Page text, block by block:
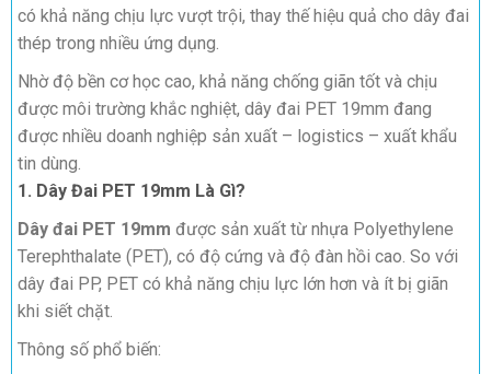
có khả năng chịu lực vượt trội, thay thế hiệu quả cho dây đai
thép trong nhiều ứng dụng.
Nhờ độ bền cơ học cao, khả năng chống giãn tốt và chịu
được môi trường khắc nghiệt, dây đai PET 19mm đang
được nhiều doanh nghiệp sản xuất – logistics – xuất khẩu
tin dùng.
1. Dây Đai PET 19mm Là Gì?
Dây đai PET 19mm được sản xuất từ nhựa Polyethylene
Terephthalate (PET), có độ cứng và độ đàn hồi cao. So với
dây đai PP, PET có khả năng chịu lực lớn hơn và ít bị giãn
khi siết chặt.
Thông số phổ biến: